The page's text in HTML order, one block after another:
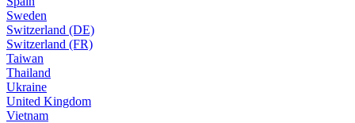
Sweden
Switzerland (DE)
Switzerland (FR)
Taiwan
Thailand
Ukraine
United Kingdom
Vietnam